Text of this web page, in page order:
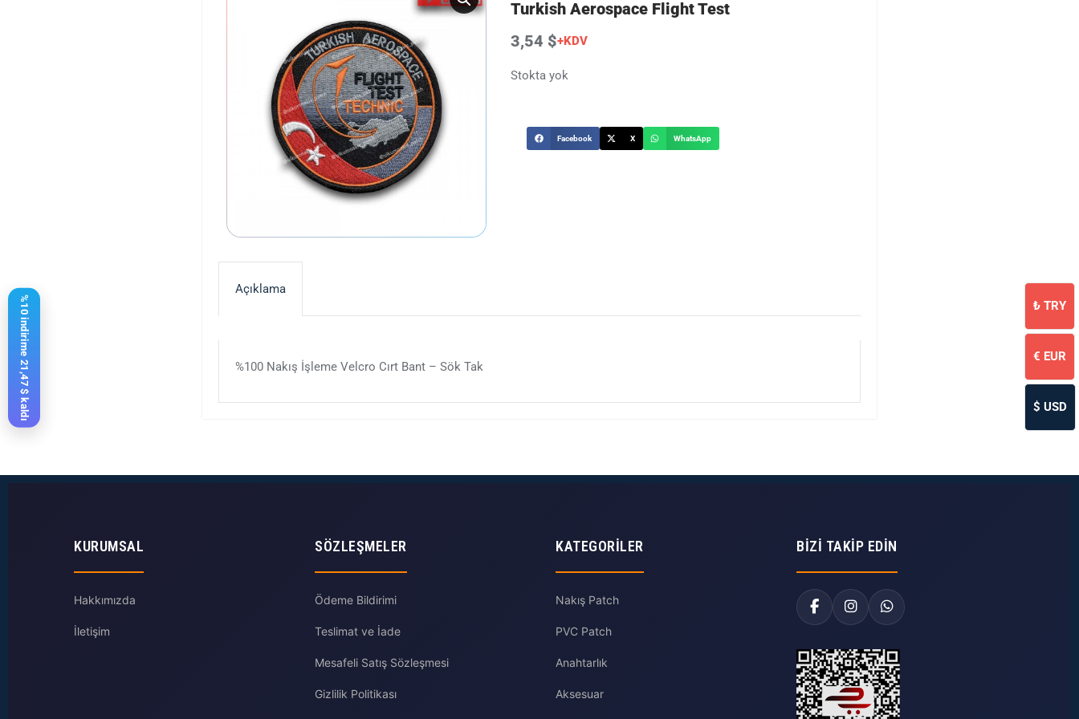
Turkish Aerospace Flight Test
3,54 $+KDV
Stokta yok
Facebook X WhatsApp
Açıklama
%100 Nakış İşleme Velcro Cırt Bant – Sök Tak
KURUMSAL
Hakkımızda
İletişim
SÖZLEŞMELER
Ödeme Bildirimi
Teslimat ve İade
Mesafeli Satış Sözleşmesi
Gizlilik Politikası
KATEGORILER
Nakış Patch
PVC Patch
Anahtarlık
Aksesuar
BIZI TAKIP EDIN
%10 indirime 21,47 $ kaldı ₺ TRY
€ EUR
$ USD